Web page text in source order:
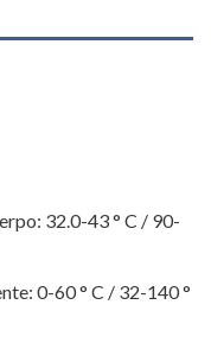
32.0-43 ° C / 90-
0-60 ° C / 32-140 °